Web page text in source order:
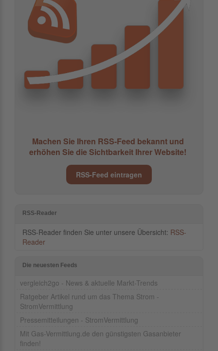
Machen Sie Ihren RSS-Feed bekannt und
erhöhen Sie die Sichtbarkeit Ihrer Website!
RSS-Feed eintragen
RSS-Reader
RSS-Reader finden Sie unter unsere Übersicht: RSS-
Reader
Die neuesten Feeds
vergleich2go - News & aktuelle Markt-Trends
Ratgeber Artikel rund um das Thema Strom -
StromVermittlung
Pressemitteilungen - StromVermittlung
Mit Gas-Vermittlung.de den günstigsten Gasanbieter
finden!